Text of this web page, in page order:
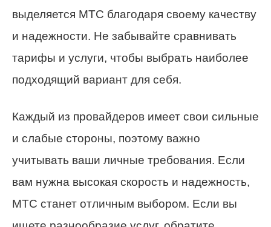
выделяется МТС благодаря своему качеству
и надежности. Не забывайте сравнивать
тарифы и услуги, чтобы выбрать наиболее
подходящий вариант для себя.
Каждый из провайдеров имеет свои сильные
и слабые стороны, поэтому важно
учитывать ваши личные требования. Если
вам нужна высокая скорость и надежность,
МТС станет отличным выбором. Если вы